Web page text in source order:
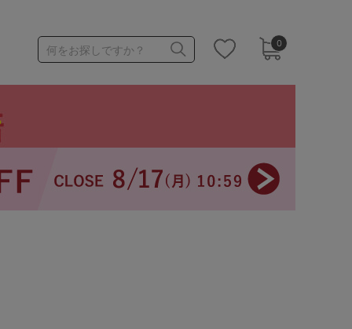
0
何をお探しですか？
1,000～1,999円
3,000～3,999円